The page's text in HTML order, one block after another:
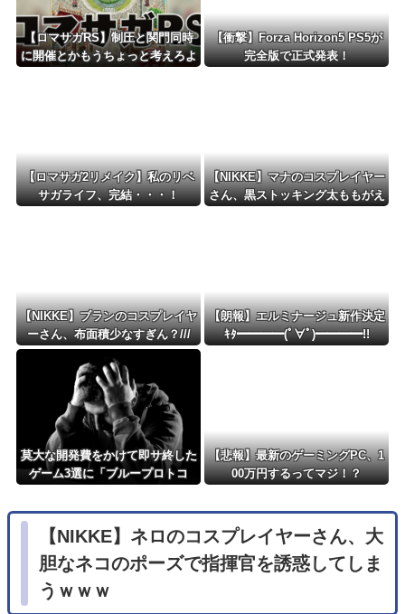
【ロマサガRS】制圧と関門同時
に開催とかもうちょっと考えろよ
【衝撃】Forza Horizon5 PS5が
完全版で正式発表！
【ロマサガ2リメイク】私のリベ
サガライフ、完結・・・！
【NIKKE】マナのコスプレイヤー
さん、黒ストッキング太ももがえ
【NIKKE】ブランのコスプレイヤ
ーさん、布面積少なすぎん？///
【朗報】エルミナージュ新作決定
ｷﾀ━━━━(ﾟ∀ﾟ)━━━━!!
莫大な開発費をかけて即サ終した
ゲーム3選に「ブループロトコ
【悲報】最新のゲーミングPC、1
00万円するってマジ！？
【NIKKE】ネロのコスプレイヤーさん、大
胆なネコのポーズで指揮官を誘惑してしま
うｗｗｗ